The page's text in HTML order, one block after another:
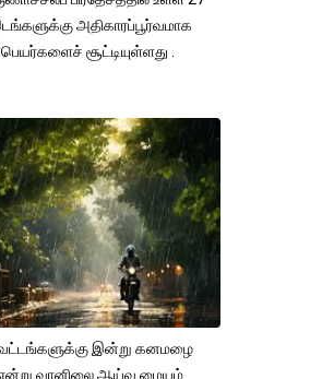
அதிகாரப்பூர்வமாக
சூட்டியுள்ளது .
இன்று கனமழை
என்று வானிலை ஆய்வு மையம்